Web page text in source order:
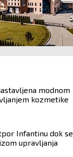
modnom
kozmetike
Infantinu dok se
upravljanja